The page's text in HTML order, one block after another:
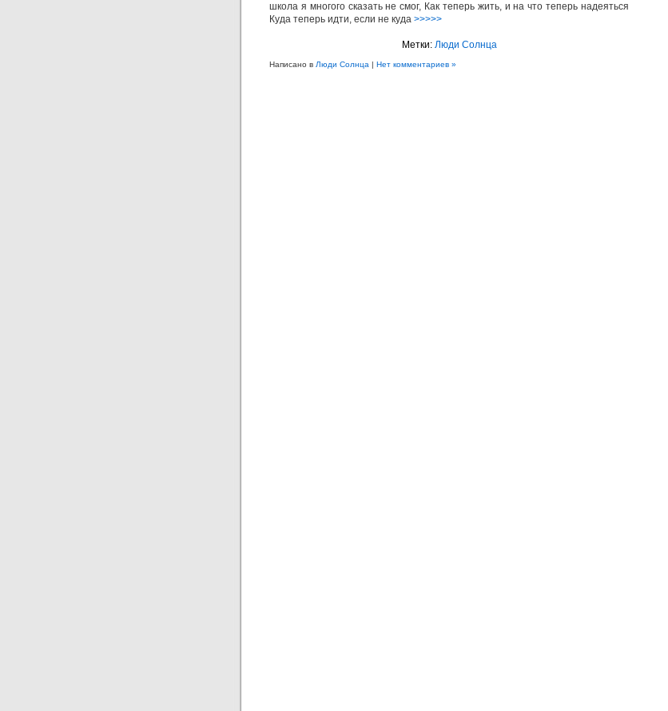
школа я многого сказать не смог, Как теперь жить, и на что теперь надеяться
Куда теперь идти, если не куда >>>>>
Метки: Люди Солнца
Написано в Люди Солнца | Нет комментариев »